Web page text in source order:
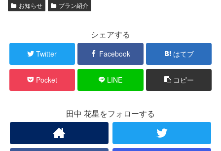
お知らせ プラン紹介
シェアする
Twitter Facebook はてブ
Pocket LINE コピー
田中 花星をフォローする